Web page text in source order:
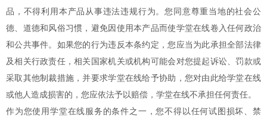
品，不得利用本产品从事违法违规行为。您同意尊重当地的社会公
德、道德和风俗习惯，避免因使用本产品而使学堂在线卷入任何政治
和公共事件。如果您的行为违反本条约定，您应当为此承担全部法律
及相关行政责任，相关国家机关或机构可能会对您提起诉讼、罚款或
采取其他制裁措施，并要求学堂在线给予协助，您对由此给学堂在线
或他人造成损害的，您应依法予以赔偿，学堂在线不承担任何责任。
作为您使用学堂在线服务的条件之一，您不得以任何试图损坏、禁